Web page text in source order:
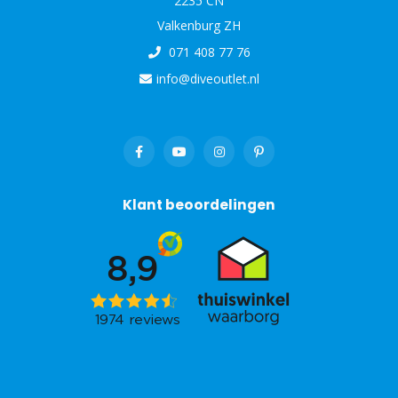
Valkenburg ZH
071 408 77 76
info@diveoutlet.nl
Klant beoordelingen